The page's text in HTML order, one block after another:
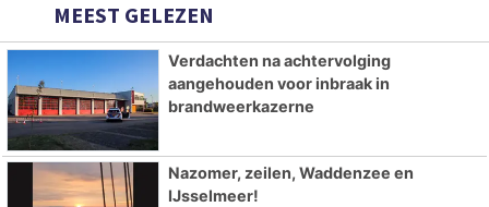
MEEST GELEZEN
Verdachten na achtervolging
aangehouden voor inbraak in
brandweerkazerne
Nazomer, zeilen, Waddenzee en
IJsselmeer!